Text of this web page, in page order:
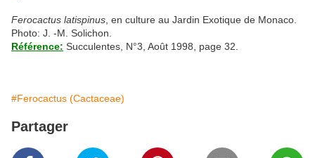
Ferocactus latispinus , en culture au Jardin Exotique de Monaco.
Photo: J. -M. Solichon.
Référence: Succulentes, N°3, Août 1998, page 32.
#Ferocactus (Cactaceae)
Partager